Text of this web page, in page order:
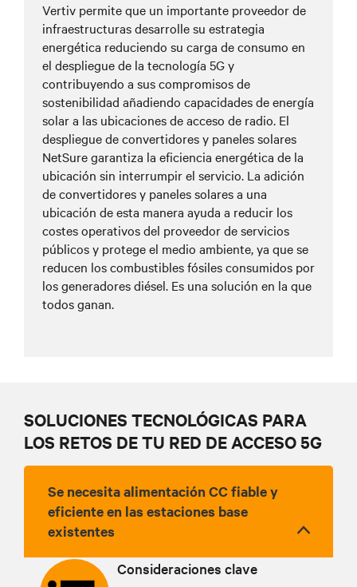
Vertiv permite que un importante proveedor de
infraestructuras desarrolle su estrategia
energética reduciendo su carga de consumo en
el despliegue de la tecnología 5G y
contribuyendo a sus compromisos de
sostenibilidad añadiendo capacidades de energía
solar a las ubicaciones de acceso de radio. El
despliegue de convertidores y paneles solares
NetSure garantiza la eficiencia energética de la
ubicación sin interrumpir el servicio. La adición
de convertidores y paneles solares a una
ubicación de esta manera ayuda a reducir los
costes operativos del proveedor de servicios
públicos y protege el medio ambiente, ya que se
reducen los combustibles fósiles consumidos por
los generadores diésel. Es una solución en la que
todos ganan.
SOLUCIONES TECNOLÓGICAS PARA
LOS RETOS DE TU RED DE ACCESO 5G
Se necesita alimentación CC fiable y
eficiente en las estaciones base
existentes
Consideraciones clave